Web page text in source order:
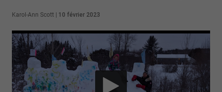
Karol-Ann Scott 10 février 2023